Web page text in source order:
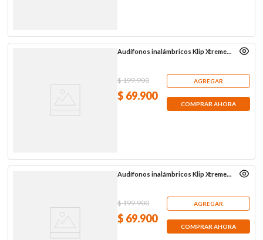
Audífonos inalámbricos Klip Xtreme
$199.900
$ 69.900
AGREGAR
COMPRAR AHORA
Audífonos inalámbricos Klip Xtreme
$199.900
$ 69.900
AGREGAR
COMPRAR AHORA